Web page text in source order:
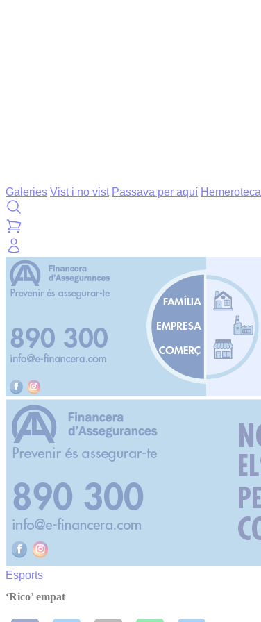
Galeries Vist i no vist Passava per aquí Hemeroteca
Esports
‘Rico’ empat